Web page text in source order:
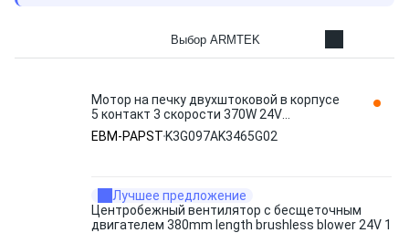
Выбор ARMTEK
Мотор на печку двухштоковой в корпусе
5 контакт 3 скорости 370W 24V
(K3G097AK3443/K3G097AK3465)
K3G097AK3465G02 EBM-PAPST
EBM-PAPST K3G097AK3465G02
Лучшее предложение
Центробежный вентилятор с бесщеточным
двигателем 380mm length brushless blower 24V 1